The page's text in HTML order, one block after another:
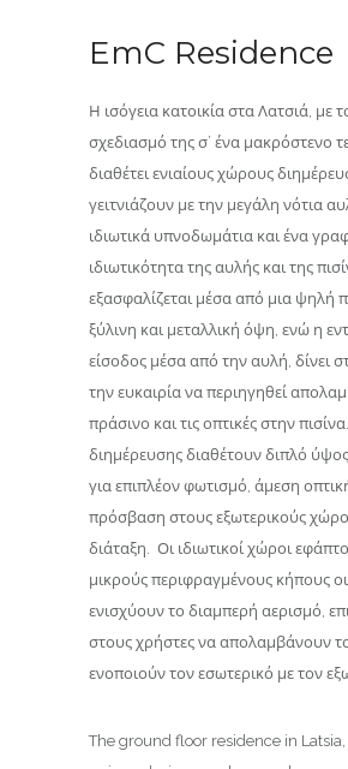
EmC Residence
Η ισόγεια κατοικία στα Λατσιά, με
σχεδιασμό της σ’ ένα μακρόστενο
διαθέτει ενιαίους χώρους
γειτνιάζουν με την μεγάλη νότια
ιδιωτικά υπνοδωμάτια και ένα
ιδιωτικότητα της αυλής και της
εξασφαλίζεται μέσα από μια ψηλή
ξύλινη και μεταλλική όψη, ενώ η
είσοδος μέσα από την αυλή, δίνει
την ευκαιρία να περιηγηθεί
πράσινο και τις οπτικές στην
διημέρευσης διαθέτουν διπλό ύψος
για επιπλέον φωτισμό, άμεση
πρόσβαση στους εξωτερικούς
διάταξη. Οι ιδιωτικοί χώροι
μικρούς περιφραγμένους κήπους
ενισχύουν το διαμπερή αερισμό,
στους χρήστες να απολαμβάνουν
ενοποιούν τον εσωτερικό με τον
The ground floor residence in